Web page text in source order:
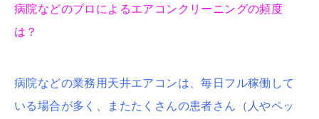
病院などのプロによるエアコンクリーニングの頻度
は？
病院などの業務用天井エアコンは、毎日フル稼働して
いる場合が多く、またたくさんの患者さん（人やペッ